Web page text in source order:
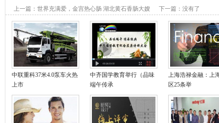
上一篇： 世界充满爱，金宫热心肠 湖北黄石香肠大嫂
刘秋桂
下一篇：没有了
中联重科37米4.0泵车火热
上市
中齐国学教育举行（品味
端午传承
上海浩禄金融：上
区25条举